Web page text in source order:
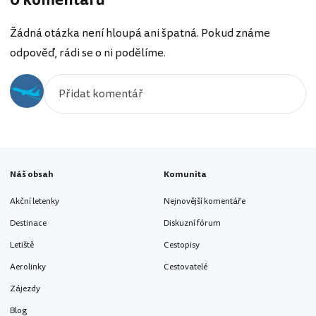
Žádná otázka není hloupá ani špatná. Pokud známe
odpověď, rádi se o ni podělíme.
Náš obsah
Akční letenky
Destinace
Letiště
Aerolinky
Zájezdy
Blog
Komunita
Nejnovější komentáře
Diskuzní fórum
Cestopisy
Cestovatelé